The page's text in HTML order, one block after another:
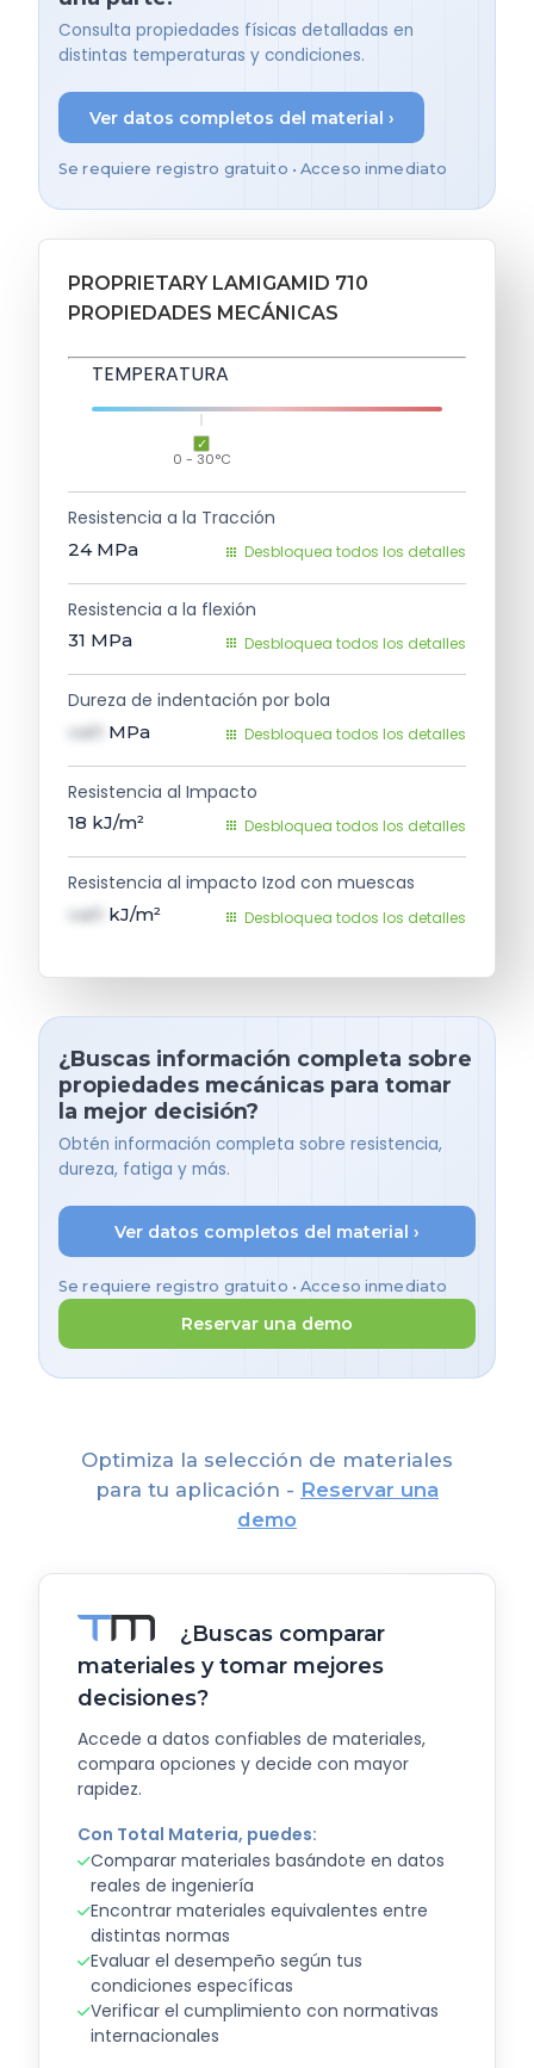
Consulta propiedades físicas detalladas en
distintas temperaturas y condiciones.
Ver datos completos del material ›
Se requiere registro gratuito • Acceso inmediato
PROPRIETARY LAMIGAMID 710
PROPIEDADES MECÁNICAS
TEMPERATURA
0 - 30°C
Resistencia a la Tracción
24 MPa Desbloquea todos los detalles
Resistencia a la flexión
31 MPa Desbloquea todos los detalles
Dureza de indentación por bola
val1 MPa Desbloquea todos los detalles
Resistencia al Impacto
18 kJ/m² Desbloquea todos los detalles
Resistencia al impacto Izod con muescas
val1 kJ/m² Desbloquea todos los detalles
¿Buscas información completa sobre
propiedades mecánicas para tomar
la mejor decisión?
Obtén información completa sobre resistencia,
dureza, fatiga y más.
Ver datos completos del material ›
Se requiere registro gratuito • Acceso inmediato
Reservar una demo
Optimiza la selección de materiales
para tu aplicación - Reservar una
demo
¿Buscas comparar
materiales y tomar mejores
decisiones?
Accede a datos confiables de materiales,
compara opciones y decide con mayor
rapidez.
Con Total Materia, puedes:
Comparar materiales basándote en datos
reales de ingeniería
Encontrar materiales equivalentes entre
distintas normas
Evaluar el desempeño según tus
condiciones específicas
Verificar el cumplimiento con normativas
internacionales